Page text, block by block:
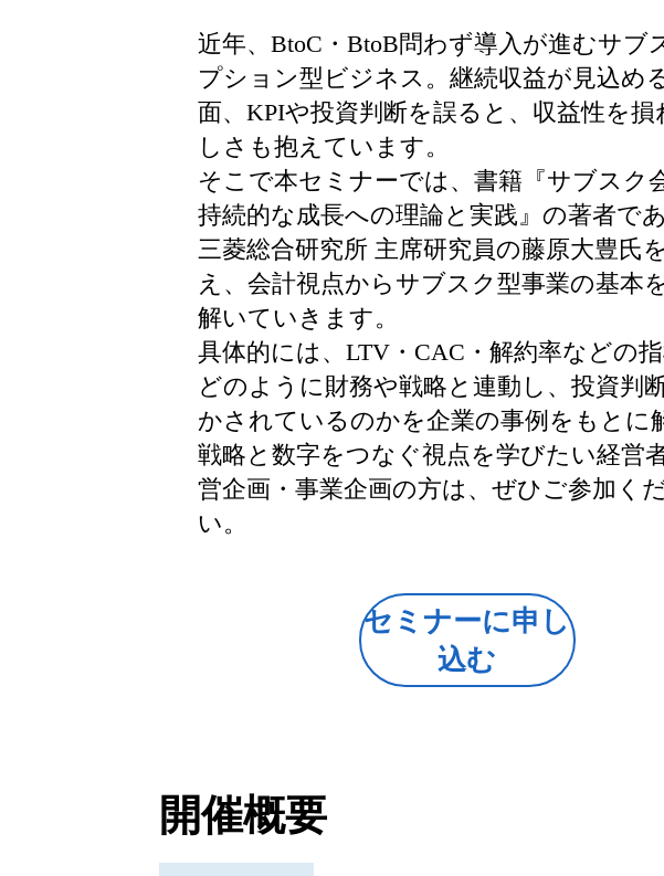
近年、BtoC・BtoB問わず導入が進むサブ
プション型ビジネス。継続収益が見込め
面、KPIや投資判断を誤ると、収益性を損
しさも抱えています。
そこで本セミナーでは、書籍『サブスク
持続的な成長への理論と実践』の著者であ
三菱総合研究所 主席研究員の藤原大豊氏
え、会計視点からサブスク型事業の基本
解いていきます。
具体的には、LTV・CAC・解約率などの
どのように財務や戦略と連動し、投資判
かされているのかを企業の事例をもとに
戦略と数字をつなぐ視点を学びたい経営
営企画・事業企画の方は、ぜひご参加く
い。
セミナーに申し
込む
開催概要